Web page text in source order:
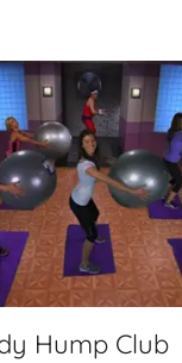
Hump Club